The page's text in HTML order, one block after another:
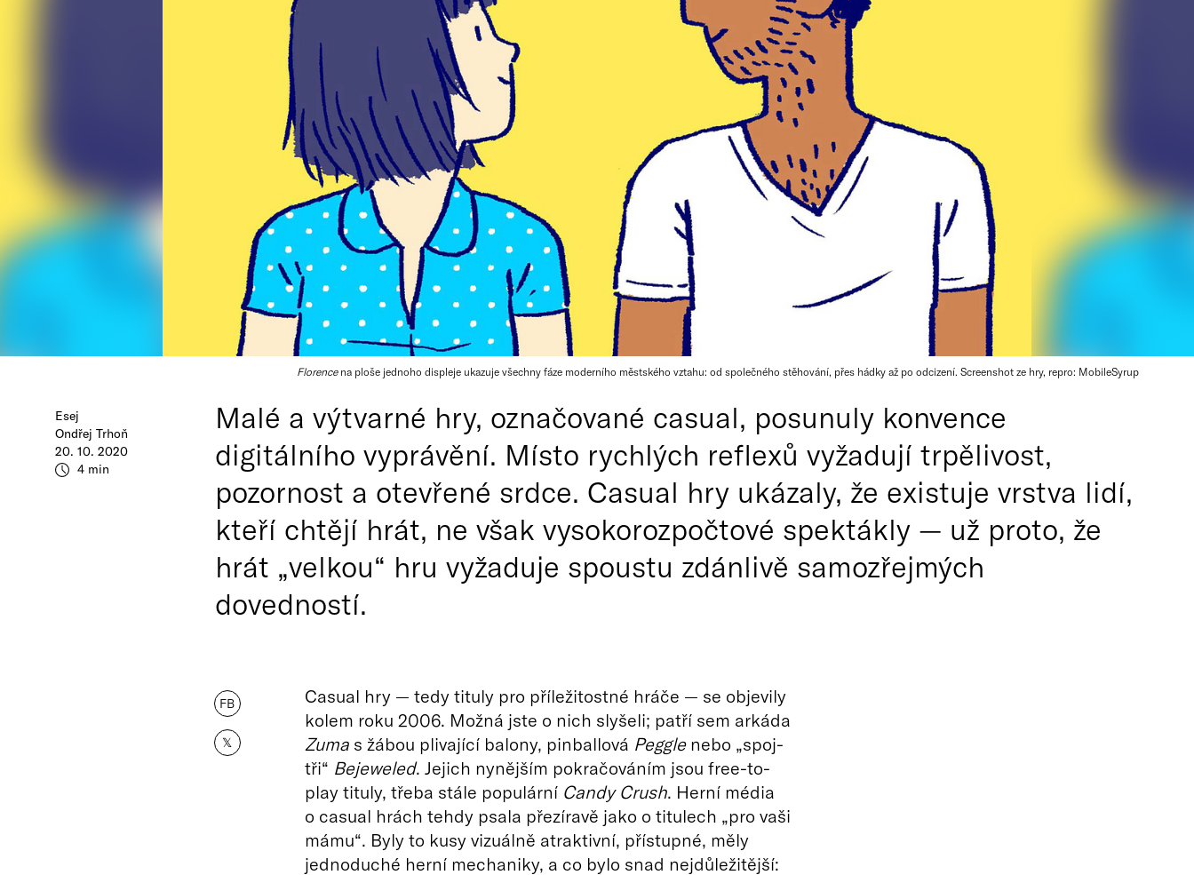
Florencena ploše jednoho displeje ukazuje všechny fáze moderního městského vztahu: od společného stěhování, přes hádky až po odcizení. Screenshot ze hry, repro: MobileSyrup
Esej
Ondřej Trhoň
20. 10. 2020
4 min
Malé a výtvarné hry, označované casual, posunuly konvence
digitálního vyprávění. Místo rychlých reflexů vyžadují trpělivost,
pozornost a otevřené srdce. Casual hry ukázaly, že existuje vrstva lidí,
kteří chtějí hrát, ne však vysokorozpočtové spektákly — už proto, že
hrát „velkou“ hru vyžaduje spoustu zdánlivě samozřejmých
dovedností.
FB
𝕏
Casual hry — tedy tituly pro příležitostné hráče — se objevily
kolem roku 2006. Možná jste o nich slyšeli; patří sem arkáda
Zumas žábou plivající balony, pinballová Pegglenebo „spoj-
tři“ Bejeweled. Jejich nynějším pokračováním jsou free-to-
play tituly, třeba stále populární Candy Crush. Herní média
o casual hrách tehdy psala přezíravě jako o titulech „pro vaši
mámu“. Byly to kusy vizuálně atraktivní, přístupné, měly
jednoduché herní mechaniky, a co bylo snad nejdůležitější: